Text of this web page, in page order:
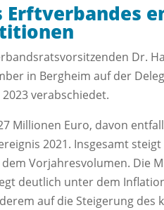
Dr.
in Bergheim auf der
verabschiedet.
Millionen Euro, davon
2021. Insgesamt
Vorjahresvolumen. Die
deutlich unter dem
auf die Steigerung des